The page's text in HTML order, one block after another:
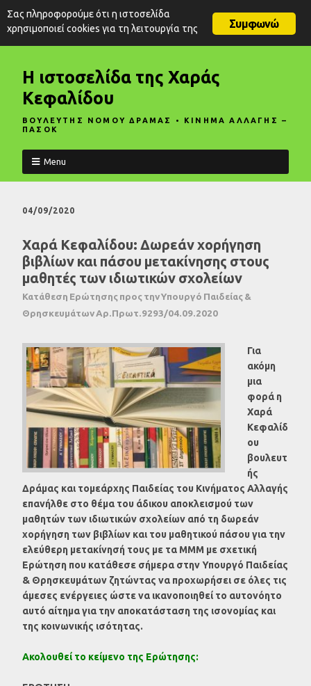
Η ιστοσελίδα της Χαράς
Κεφαλίδου
ΒΟΥΛΕΥΤΗΣ ΝΟΜΟΥ ΔΡΑΜΑΣ • ΚΙΝΗΜΑ ΑΛΛΑΓΗΣ –
ΠΑΣΟΚ
Menu
04/09/2020
Χαρά Κεφαλίδου: Δωρεάν χορήγηση
βιβλίων και πάσου μετακίνησης στους
μαθητές των ιδιωτικών σχολείων
Κατάθεση Ερώτησης προς την Υπουργό Παιδείας &
Θρησκευμάτων Αρ.Πρωτ.9293/04.09.2020
Για
ακόμη
μια
φορά η
Χαρά
Κεφαλίδ
ου
βουλευτ
ής
Δράμας και τομεάρχης Παιδείας του Κινήματος Αλλαγής
επανήλθε στο θέμα του άδικου αποκλεισμού των
μαθητών των ιδιωτικών σχολείων από τη δωρεάν
χορήγηση των βιβλίων και του μαθητικού πάσου για την
ελεύθερη μετακίνησή τους με τα ΜΜΜ με σχετική
Ερώτηση που κατάθεσε σήμερα στην Υπουργό Παιδείας
& Θρησκευμάτων ζητώντας να προχωρήσει σε όλες τις
άμεσες ενέργειες ώστε να ικανοποιηθεί το αυτονόητο
αυτό αίτημα για την αποκατάσταση της ισονομίας και
της κοινωνικής ισότητας.
Ακολουθεί το κείμενο της Ερώτησης:
Συμφωνώ
Σας πληροφορούμε ότι η ιστοσελίδα
χρησιμοποιεί cookies για τη λειτουργία της